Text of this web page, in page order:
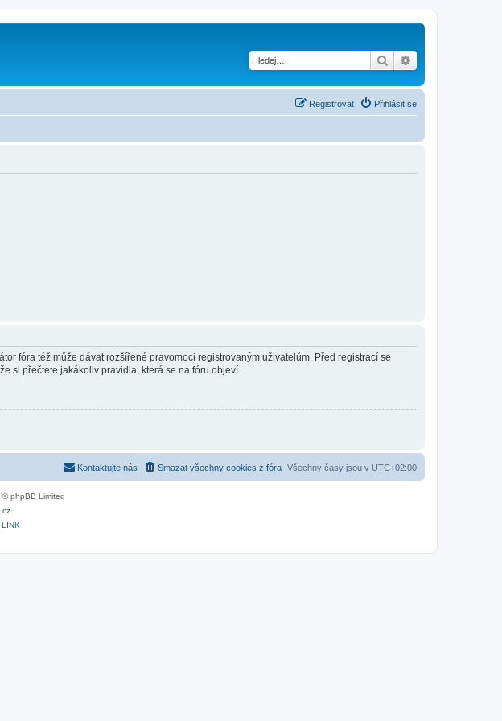
Hledat
Přihlásit se
Registrovat
fóra též může dávat rozšířené pravomoci registrovaným uživatelům. Před registrací se
si přečtete jakákoliv pravidla, která se na fóru objeví.
Všechny časy jsou v UTC+02:00
Smazat všechny cookies z fóra
Kontaktujte nás
© phpBB Limited